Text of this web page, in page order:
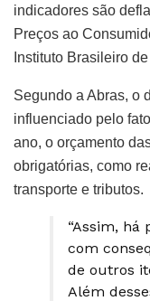
indicadores são
Preços ao
Instituto Brasileiro
Segundo a Abras, o
influenciado pelo
ano, o orçamento
obrigatórias, como
transporte e tributos.
“Assim, há
com
de outros
Além